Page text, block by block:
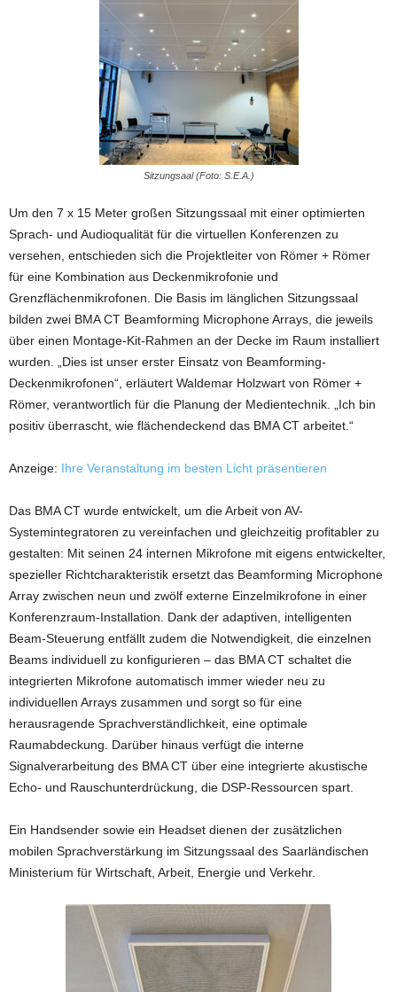
Sitzungsaal (Foto: S.E.A.)
Um den 7 x 15 Meter großen Sitzungssaal mit einer optimierten
Sprach- und Audioqualität für die virtuellen Konferenzen zu
versehen, entschieden sich die Projektleiter von Römer + Römer
für eine Kombination aus Deckenmikrofonie und
Grenzflächenmikrofonen. Die Basis im länglichen Sitzungssaal
bilden zwei BMA CT Beamforming Microphone Arrays, die jeweils
über einen Montage-Kit-Rahmen an der Decke im Raum installiert
wurden. „Dies ist unser erster Einsatz von Beamforming-
Deckenmikrofonen“, erläutert Waldemar Holzwart von Römer +
Römer, verantwortlich für die Planung der Medientechnik. „Ich bin
positiv überrascht, wie flächendeckend das BMA CT arbeitet.“
Anzeige: Ihre Veranstaltung im besten Licht präsentieren
Das BMA CT wurde entwickelt, um die Arbeit von AV-
Systemintegratoren zu vereinfachen und gleichzeitig profitabler zu
gestalten: Mit seinen 24 internen Mikrofone mit eigens entwickelter,
spezieller Richtcharakteristik ersetzt das Beamforming Microphone
Array zwischen neun und zwölf externe Einzelmikrofone in einer
Konferenzraum-Installation. Dank der adaptiven, intelligenten
Beam-Steuerung entfällt zudem die Notwendigkeit, die einzelnen
Beams individuell zu konfigurieren – das BMA CT schaltet die
integrierten Mikrofone automatisch immer wieder neu zu
individuellen Arrays zusammen und sorgt so für eine
herausragende Sprachverständlichkeit, eine optimale
Raumabdeckung. Darüber hinaus verfügt die interne
Signalverarbeitung des BMA CT über eine integrierte akustische
Echo- und Rauschunterdrückung, die DSP-Ressourcen spart.
Ein Handsender sowie ein Headset dienen der zusätzlichen
mobilen Sprachverstärkung im Sitzungssaal des Saarländischen
Ministerium für Wirtschaft, Arbeit, Energie und Verkehr.